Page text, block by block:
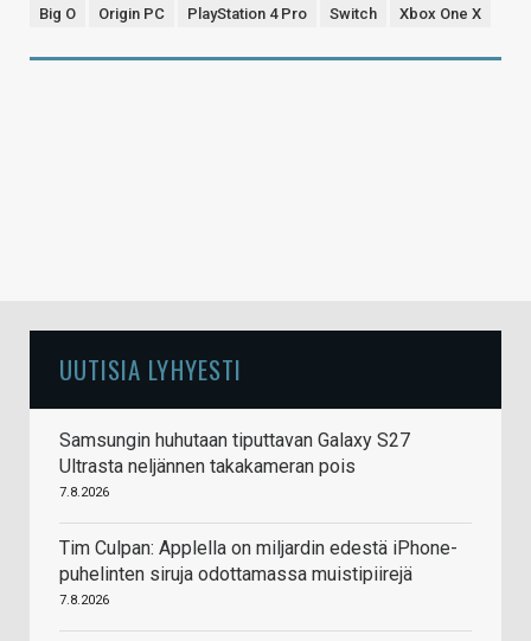
Big O Origin PC PlayStation 4 Pro Switch Xbox One X
UUTISIA LYHYESTI
Samsungin huhutaan tiputtavan Galaxy S27
Ultrasta neljännen takakameran pois
7.8.2026
Tim Culpan: Applella on miljardin edestä iPhone-
puhelinten siruja odottamassa muistipiirejä
7.8.2026